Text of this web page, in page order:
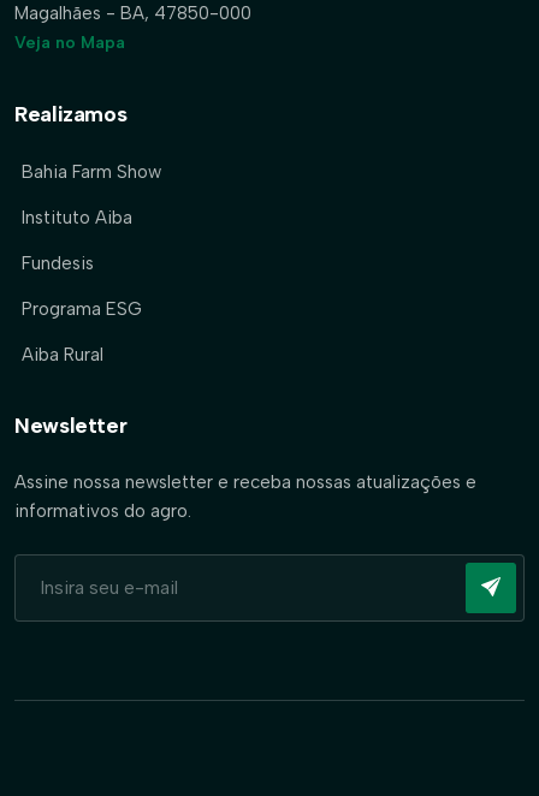
Magalhães - BA, 47850-000
Veja no Mapa
Realizamos
Bahia Farm Show
Instituto Aiba
Fundesis
Programa ESG
Aiba Rural
Newsletter
Assine nossa newsletter e receba nossas atualizações e
informativos do agro.